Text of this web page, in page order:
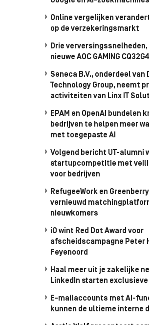
Online vergelijken
op de verzekeringsmarkt
Drie
nieuwe AOC GAMING
Seneca B.V., onderdeel van
Technology Group, neemt
activiteiten van Linx IT
EPAM en OpenAI bundelen
bedrijven te helpen meer
met toegepaste AI
Volgend bericht UT-alumni
startupcompetitie met
voor bedrijven
RefugeeWork en
vernieuwd
nieuwkomers
iO wint Red Dot Award voor
afscheidscampagne Peter
Feyenoord
Haal meer uit je zakelijke
LinkedIn starten
E-mailaccounts met AI-
kunnen de ultieme interne